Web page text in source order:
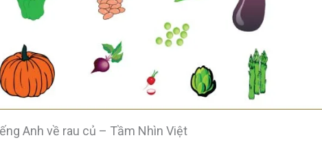
Anh về rau củ – Tầm Nhìn Việt